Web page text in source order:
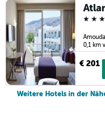
4
0,1 km
€ 201
Weitere Hotels in der